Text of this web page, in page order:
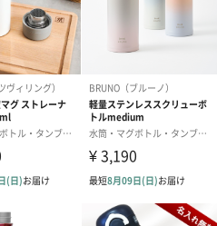
ンレス、
ンレス、 ポリプロピレン、シリコン
380mℓ)1